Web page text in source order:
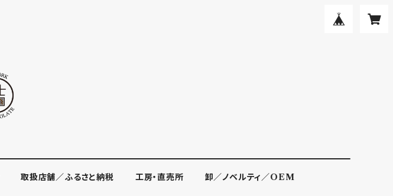
取扱店舗／ふるさと納税 工房・直売所 卸／ノベルティ／OEM